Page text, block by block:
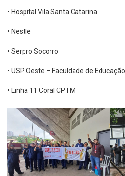
• Hospital Vila Santa Catarina
• Nestlé
• Serpro Socorro
• USP Oeste – Faculdade de Educação
• Linha 11 Coral CPTM